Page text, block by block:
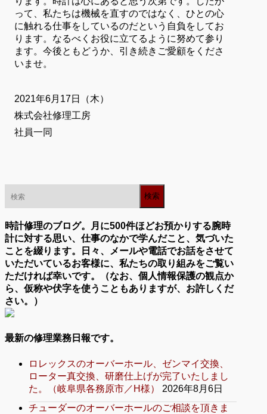
って、私たちは機械を直すのではなく、ひとの心
に触れる仕事をしているのだという自負をしてお
ります。なるべくお役に立てるように努めて参り
ます。今後ともどうか、引き続きご愛顧をくださ
いませ。
2021年6月17日（木）
株式会社修理工房
社員一同
時計修理のブログ。月に500件ほどお預かりする腕時
計に対する思い、仕事のなかで学んだこと、気づいた
ことを綴ります。日々、メールや電話でお話をさせて
いただいているお客様に、私たちの取り組みをご覧い
ただければ幸いです。（なお、個人情報保護の観点か
ら、仮称や伏字を使うこともありますが、お許しくだ
さい。）
最新の修理業務日報です。
ロレックスのオーバーホール、ゼンマイ交換、
ローター真交換、研磨仕上げが完了いたしまし
た。（岐阜県各務原市／H様）
2026年8月6日
チューダーのオーバーホールのご相談を頂きま